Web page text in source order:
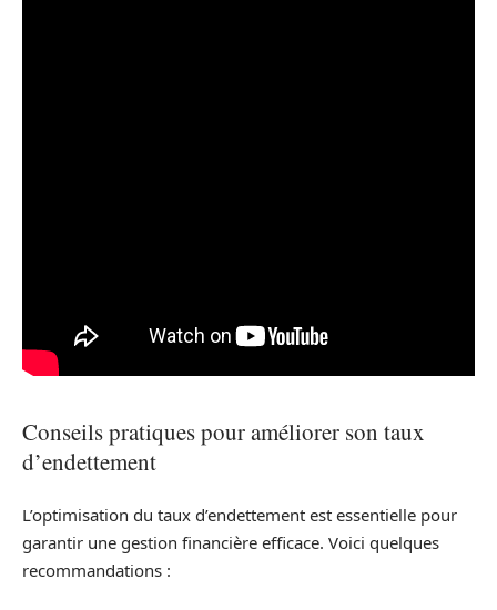
Conseils pratiques pour améliorer son taux
d’endettement
L’optimisation du taux d’endettement est essentielle pour
garantir une gestion financière efficace. Voici quelques
recommandations :